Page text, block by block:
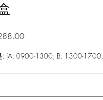
促
價
: (A: 0900-1300; B: 1300-1700;